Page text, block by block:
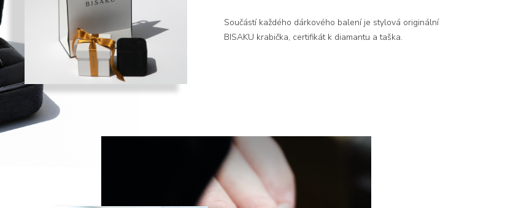
Součástí každého dárkového balení je stylová originální
BISAKU krabička, certifikát k diamantu a taška.